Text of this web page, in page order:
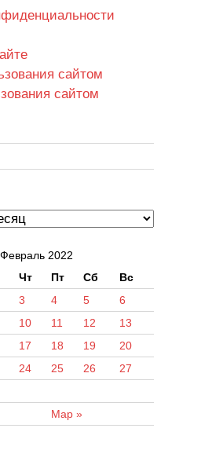
сайтом
сайтом
Февраль 2022
Чт Пт Сб Вс
Мар »
3 4 5
6
10 11 12
13
17 18 19
20
24 25 26
27